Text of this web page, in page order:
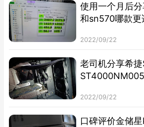
使用一个月后
和sn570哪款更
2022/09/22
老司机分享希
2022/09/22
口碑评价金储